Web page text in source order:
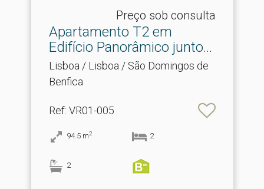
Preço sob consulta
Apartamento T2 em
Edifício Panorâmico junto
a.​..
Lisboa / Lisboa / São Domingos de
Benfica
Ref: VR01-005
94.5 m2 2
2